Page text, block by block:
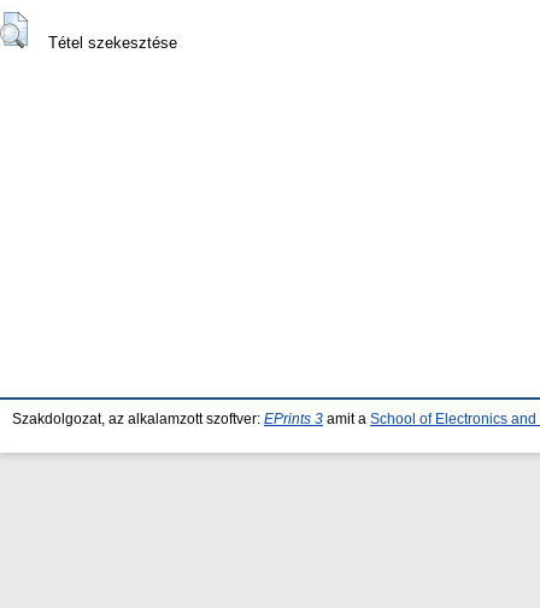
Tétel szekesztése
Szakdolgozat, az alkalamzott szoftver: EPrints 3 amit a School of Electronics